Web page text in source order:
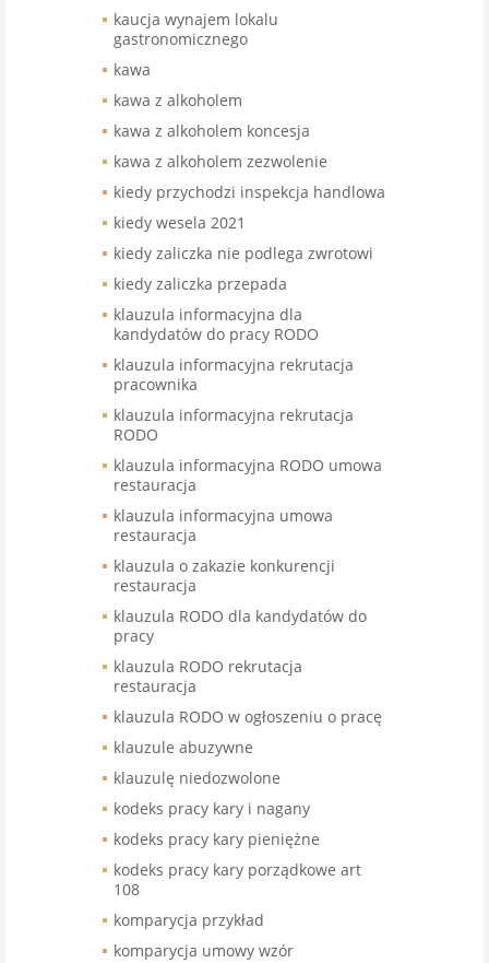
kaucja wynajem lokalu
gastronomicznego
kawa
kawa z alkoholem
kawa z alkoholem koncesja
kawa z alkoholem zezwolenie
kiedy przychodzi inspekcja handlowa
kiedy wesela 2021
kiedy zaliczka nie podlega zwrotowi
kiedy zaliczka przepada
klauzula informacyjna dla
kandydatów do pracy RODO
klauzula informacyjna rekrutacja
pracownika
klauzula informacyjna rekrutacja
RODO
klauzula informacyjna RODO umowa
restauracja
klauzula informacyjna umowa
restauracja
klauzula o zakazie konkurencji
restauracja
klauzula RODO dla kandydatów do
pracy
klauzula RODO rekrutacja
restauracja
klauzula RODO w ogłoszeniu o pracę
klauzule abuzywne
klauzulę niedozwolone
kodeks pracy kary i nagany
kodeks pracy kary pieniężne
kodeks pracy kary porządkowe art
108
komparycja przykład
komparycja umowy wzór